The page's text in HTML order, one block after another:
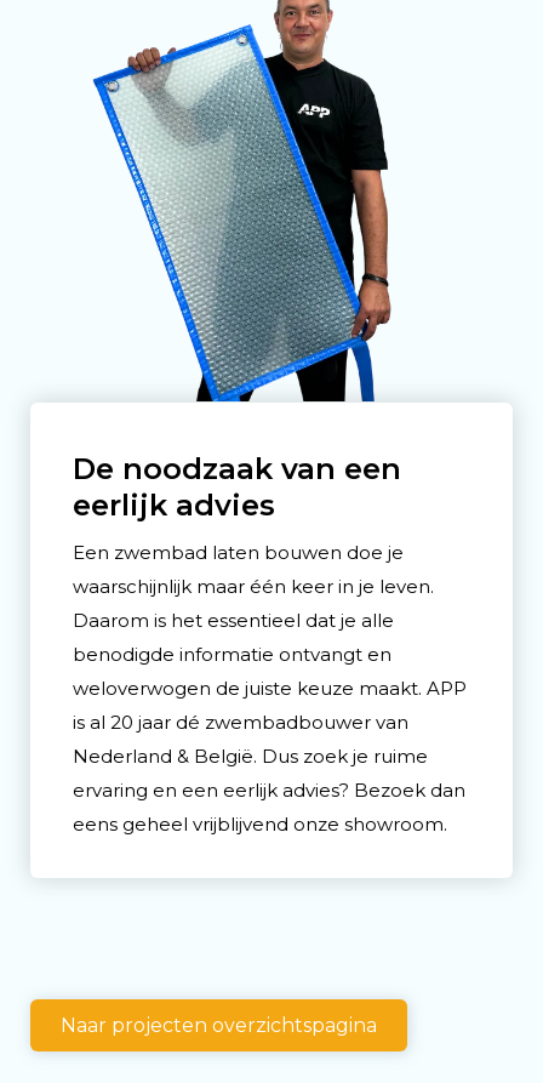
De noodzaak van een
eerlijk advies
Een zwembad laten bouwen doe je
waarschijnlijk maar één keer in je leven.
Daarom is het essentieel dat je alle
benodigde informatie ontvangt en
weloverwogen de juiste keuze maakt. APP
is al 20 jaar dé zwembadbouwer van
Nederland & België. Dus zoek je ruime
ervaring en een eerlijk advies? Bezoek dan
eens geheel vrijblijvend onze showroom.
Naar projecten overzichtspagina